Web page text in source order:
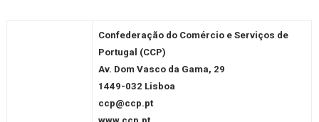
Confederação do Comércio e Serviços de
Portugal (CCP)
Av. Dom Vasco da Gama, 29
1449-032 Lisboa
ccp@ccp.pt
www.ccp.pt